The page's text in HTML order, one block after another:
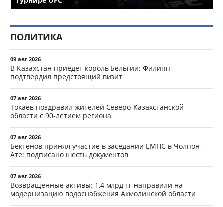
ПОЛИТИКА
09 авг 2026
В Казахстан приедет король Бельгии: Филипп
подтвердил предстоящий визит
07 авг 2026
Токаев поздравил жителей Северо-Казахстанской
области с 90-летием региона
07 авг 2026
Бектенов принял участие в заседании ЕМПС в Чолпон-
Ате: подписано шесть документов
07 авг 2026
Возвращённые активы: 1,4 млрд тг направили на
модернизацию водоснабжения Акмолинской области